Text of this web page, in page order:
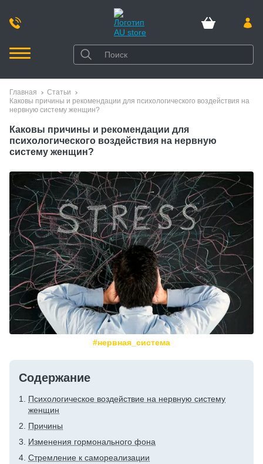
Главная
Статьи
Каковы причины и рекомендации для психологического воздействия на
нервную систему женщин?
Каковы причины и рекомендации для
психологического воздействия на нервную
систему женщин?
#нервная_система
Содержание
Психологическое воздействие на нервную систему
женщин
Причины
Изменения гормонального фона
Стремление к самореализации